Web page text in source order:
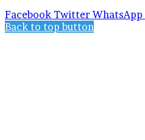
Facebook Twitter WhatsApp
Back to top button